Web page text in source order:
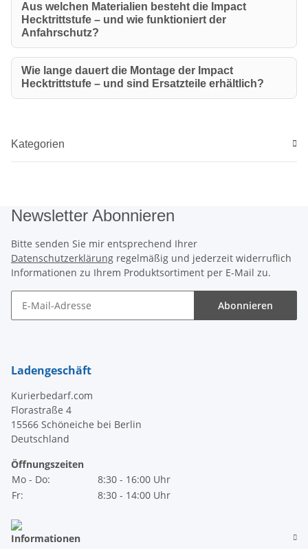
Aus welchen Materialien besteht die Impact
Hecktrittstufe – und wie funktioniert der
Anfahrschutz?
Wie lange dauert die Montage der Impact
Hecktrittstufe – und sind Ersatzteile erhältlich?
Kategorien
Newsletter Abonnieren
Bitte senden Sie mir entsprechend Ihrer
Datenschutzerklärung regelmäßig und jederzeit widerruflich
Informationen zu Ihrem Produktsortiment per E-Mail zu.
Abonnieren
Ladengeschäft
Kurierbedarf.com
Florastraße 4
15566 Schöneiche bei Berlin
Deutschland
Öffnungszeiten
Mo - Do:
8:30 - 16:00 Uhr
Fr:
8:30 - 14:00 Uhr
Informationen